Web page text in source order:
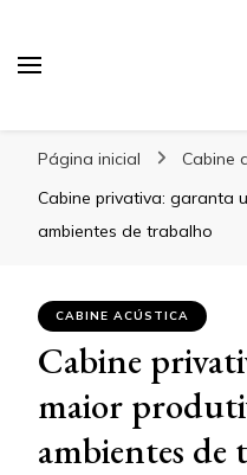
Página inicial
Cabine
Cabine privativa: garanta
ambientes de trabalho
CABINE ACÚSTICA
Cabine
maior
ambientes de